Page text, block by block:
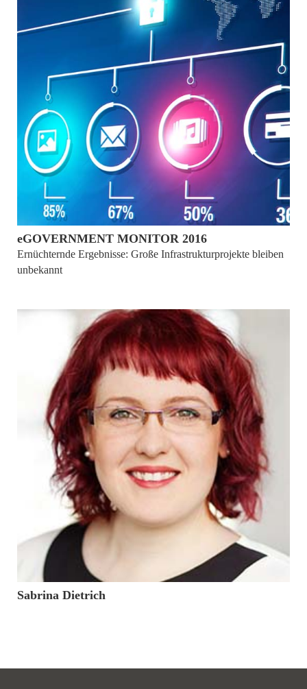
19. Januar 2017
eGOVERNMENT MONITOR 2016
Ernüchternde Ergebnisse: Große Infrastrukturprojekte bleiben
unbekannt
Sabrina Dietrich